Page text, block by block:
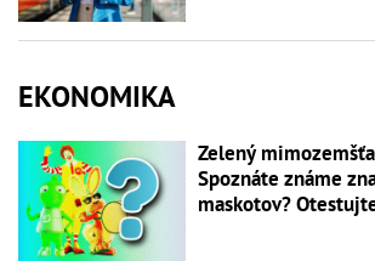
EKONOMIKA
Zelený
Spoznáte známe
maskotov?